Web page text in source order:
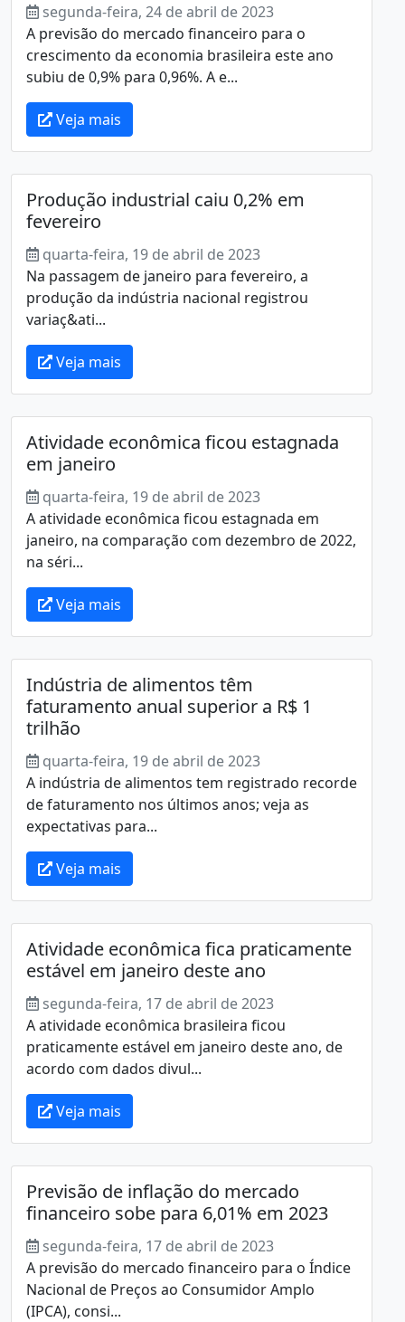
segunda-feira, 24 de abril de 2023
A previsão do mercado financeiro para o
crescimento da economia brasileira este ano
subiu de 0,9% para 0,96%. A e...
Veja mais
Produção industrial caiu 0,2% em
fevereiro
quarta-feira, 19 de abril de 2023
Na passagem de janeiro para fevereiro, a
produção da indústria nacional registrou
variaç&ati...
Veja mais
Atividade econômica ficou estagnada
em janeiro
quarta-feira, 19 de abril de 2023
A atividade econômica ficou estagnada em
janeiro, na comparação com dezembro de 2022,
na séri...
Veja mais
Indústria de alimentos têm
faturamento anual superior a R$ 1
trilhão
quarta-feira, 19 de abril de 2023
A indústria de alimentos tem registrado recorde
de faturamento nos últimos anos; veja as
expectativas para...
Veja mais
Atividade econômica fica praticamente
estável em janeiro deste ano
segunda-feira, 17 de abril de 2023
A atividade econômica brasileira ficou
praticamente estável em janeiro deste ano, de
acordo com dados divul...
Veja mais
Previsão de inflação do mercado
financeiro sobe para 6,01% em 2023
segunda-feira, 17 de abril de 2023
A previsão do mercado financeiro para o Índice
Nacional de Preços ao Consumidor Amplo
(IPCA), consi...